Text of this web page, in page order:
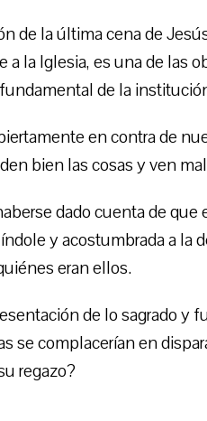
de la última cena de
a la Iglesia, es una de las
de la
en contra de
bien las cosas y ven
dado cuenta de que
y acostumbrada a la
eran ellos.
de lo sagrado y
se complacerían en
regazo?